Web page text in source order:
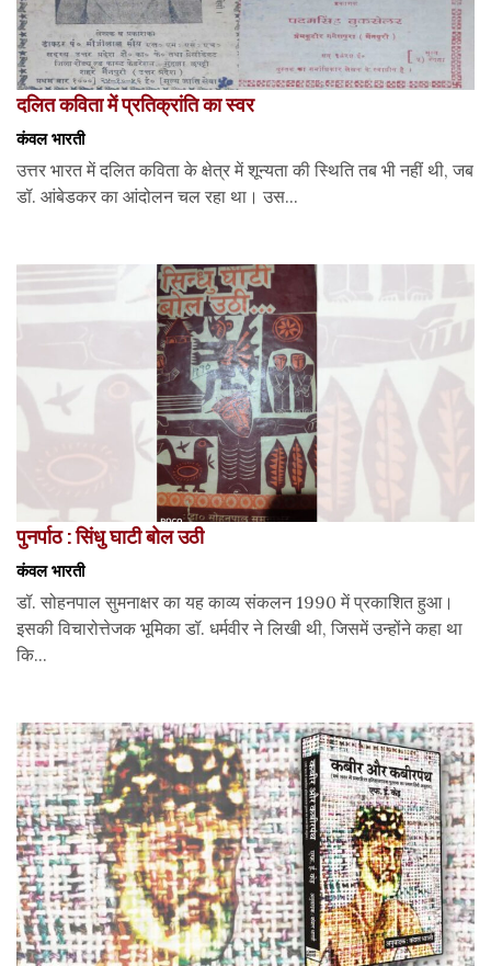
दलित कविता में प्रतिक्रांति का स्वर
कंवल भारती
उत्तर भारत में दलित कविता के क्षेत्र में शून्यता की स्थिति तब भी नहीं थी, जब
डॉ. आंबेडकर का आंदोलन चल रहा था। उस...
पुनर्पाठ : सिंधु घाटी बोल उठी
कंवल भारती
डॉ. सोहनपाल सुमनाक्षर का यह काव्य संकलन 1990 में प्रकाशित हुआ।
इसकी विचारोत्तेजक भूमिका डॉ. धर्मवीर ने लिखी थी, जिसमें उन्होंने कहा था
कि...